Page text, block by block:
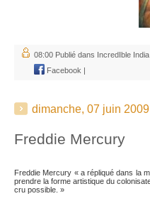
08:00 Publié dans IncredIble India
Facebook |
dimanche, 07 juin 2009
Freddie Mercury
Freddie Mercury « a répliqué dans la
prendre la forme artistique du
cru possible. »